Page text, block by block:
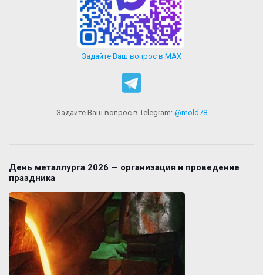
Задайте Ваш вопрос в MAX
Задайте Ваш вопрос в Telegram: @mold78
День металлурга 2026 — организация и проведение
праздника